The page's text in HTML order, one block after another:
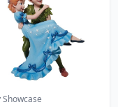
Showcase